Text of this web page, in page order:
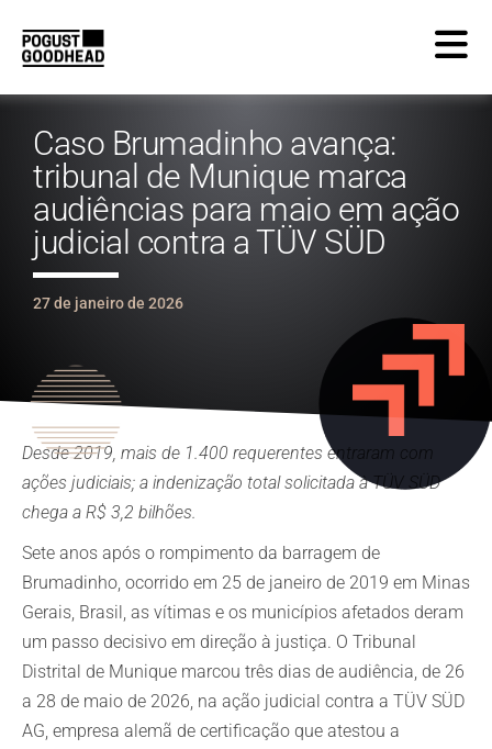
Caso Brumadinho avança:
tribunal de Munique marca
audiências para maio em ação
judicial contra a TÜV SÜD
27 de janeiro de 2026
Desde 2019, mais de 1.400 requerentes entraram com
ações judiciais; a indenização total solicitada à TÜV SÜD
chega a R$ 3,2 bilhões.
Sete anos após o rompimento da barragem de
Brumadinho, ocorrido em 25 de janeiro de 2019 em Minas
Gerais, Brasil, as vítimas e os municípios afetados deram
um passo decisivo em direção à justiça. O Tribunal
Distrital de Munique marcou três dias de audiência, de 26
a 28 de maio de 2026, na ação judicial contra a TÜV SÜD
AG, empresa alemã de certificação que atestou a